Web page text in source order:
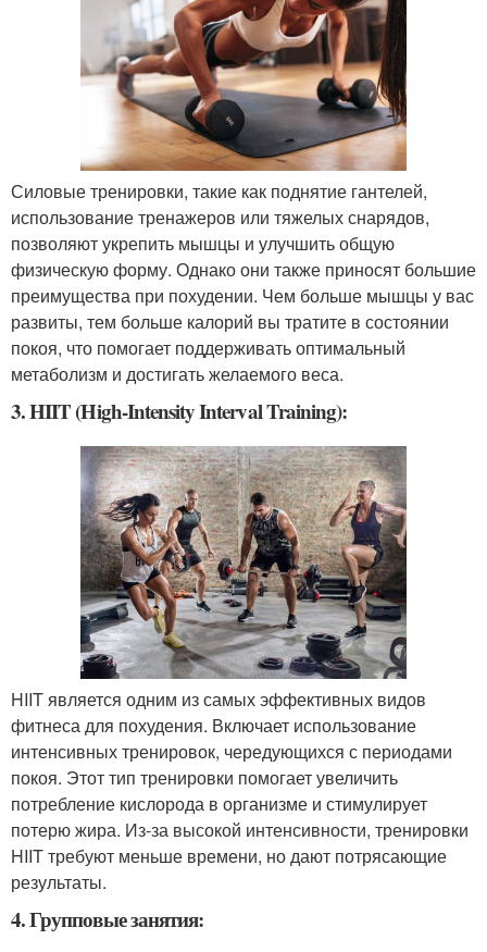
Силовые тренировки, такие как поднятие гантелей,
использование тренажеров или тяжелых снарядов,
позволяют укрепить мышцы и улучшить общую
физическую форму. Однако они также приносят большие
преимущества при похудении. Чем больше мышцы у вас
развиты, тем больше калорий вы тратите в состоянии
покоя, что помогает поддерживать оптимальный
метаболизм и достигать желаемого веса.
3. HIIT (High-Intensity Interval Training):
HIIT является одним из самых эффективных видов
фитнеса для похудения. Включает использование
интенсивных тренировок, чередующихся с периодами
покоя. Этот тип тренировки помогает увеличить
потребление кислорода в организме и стимулирует
потерю жира. Из-за высокой интенсивности, тренировки
HIIT требуют меньше времени, но дают потрясающие
результаты.
4. Групповые занятия: